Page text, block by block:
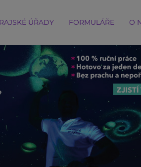
ÚŘADY FORMULÁŘE O